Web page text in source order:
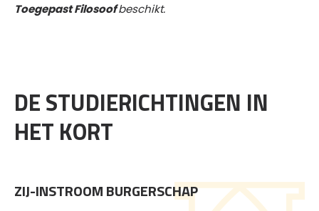
Toegepast Filosoofbeschikt.
DE STUDIERICHTINGEN IN
HET KORT
ZIJ-INSTROOM BURGERSCHAP